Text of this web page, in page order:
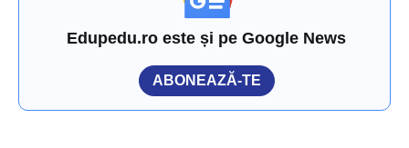
Edupedu.ro este și pe Google News
ABONEAZĂ-TE